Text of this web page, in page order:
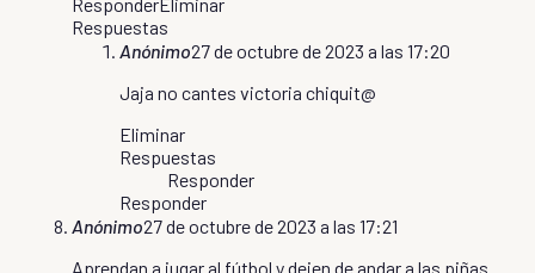
Respuestas
Anónimo27 de octubre de 2023 a las 17:20
Jaja no cantes victoria chiquit@
Eliminar
Respuestas
Responder
Responder
Anónimo27 de octubre de 2023 a las 17:21
Aprendan a jugar al fútbol y dejen de andar a las piñas